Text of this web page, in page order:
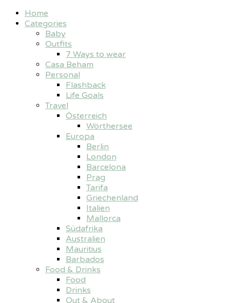
Home
Categories
Baby
Outfits
7 Ways to wear
Casa Beham
Personal
Flashback
Life Goals
Travel
Österreich
Wörthersee
Europa
Berlin
London
Barcelona
Prag
Tarifa
Griechenland
Italien
Mallorca
Südafrika
Australien
Mauritius
Barbados
Food & Drinks
Food
Drinks
Out & About